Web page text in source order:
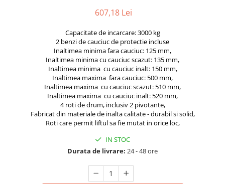
Masini de gaurit si Insurubat
Motoare electrice
Pistol de Lipit
Pompe Combustibil
Protectia muncii
607,18 Lei
Capacitate de incarcare: 3000 kg
2 benzi de cauciuc de protectie incluse
Inaltimea minima fara cauciuc: 125 mm,
Inaltimea minima cu cauciuc scazut: 135 mm,
Inaltimea minima cu cauciuc inalt: 150 mm,
Inaltimea maxima fara cauciuc: 500 mm,
Inaltimea maxima cu cauciuc scazut: 510 mm,
Inaltimea maxima cu cauciuc inalt: 520 mm,
4 roti de drum, inclusiv 2 pivotante,
Fabricat din materiale de inalta calitate - durabil si solid,
Roti care permit liftul sa fie mutat in orice loc,
IN STOC
Durata de livrare: 24 - 48 ore